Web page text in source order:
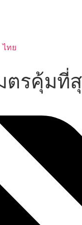
ไทย
ตรคุ้มที่